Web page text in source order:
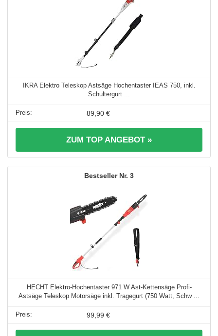
IKRA Elektro Teleskop Astsäge Hochentaster IEAS 750, inkl.
Schultergurt ...
89,90 €
ZUM TOP ANGEBOT »
3
HECHT Elektro-Hochentaster 971 W Ast-Kettensäge Profi-
Astsäge Teleskop Motorsäge inkl. Tragegurt (750 Watt, Schw ...
99,99 €